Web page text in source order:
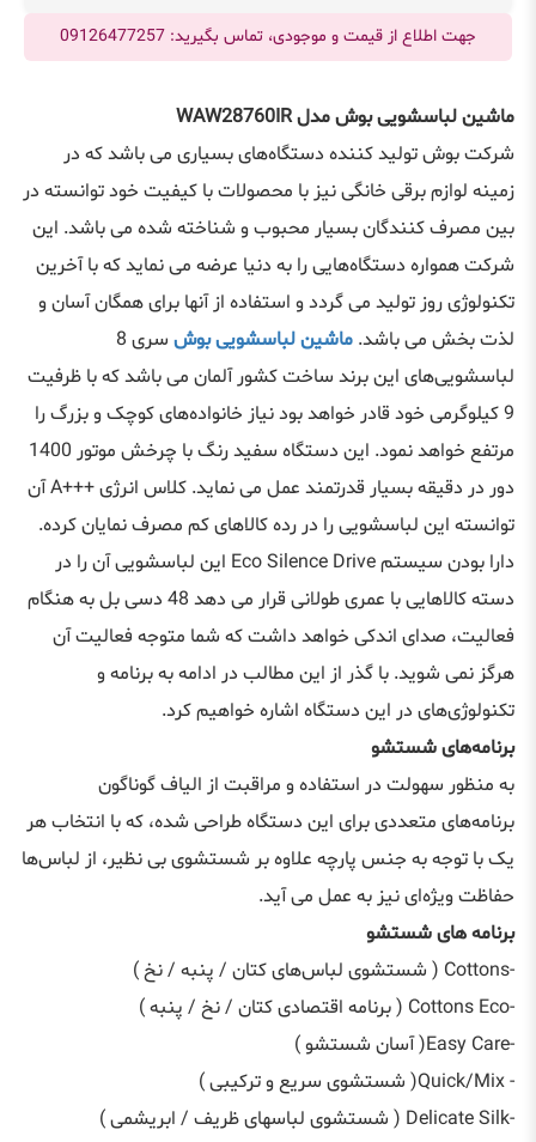
جهت اطلاع از قیمت و موجودی، تماس بگیرید: 09126477257
ماشین لباسشویی بوش مدل WAW28760IR
شرکت بوش تولید کننده دستگاه‌های بسیاری می باشد که در
زمینه لوازم برقی خانگی نیز با محصولات با کیفیت خود توانسته در
بین مصرف کنندگان بسیار محبوب و شناخته شده می باشد. این
شرکت همواره دستگاه‌هایی را به دنیا عرضه می نماید که با آخرین
تکنولوژی روز تولید می گردد و استفاده از آنها برای همگان آسان و
لذت بخش می باشد. ماشین لباسشویی بوش
سری 8
لباسشویی‌های این برند ساخت کشور آلمان می باشد که با ظرفیت
9 کیلوگرمی خود قادر خواهد بود نیاز خانواده‌های کوچک و بزرگ را
مرتفع خواهد نمود. این دستگاه سفید رنگ با چرخش موتور 1400
دور در دقیقه بسیار قدرتمند عمل می نماید. کلاس انرژی +++A آن
توانسته این لباسشویی را در رده کالاهای کم مصرف نمایان کرده.
دارا بودن سیستم Eco Silence Drive این لباسشویی آن را در
دسته کالاهایی با عمری طولانی قرار می دهد 48 دسی بل به هنگام
فعالیت، صدای اندکی خواهد داشت که شما متوجه فعالیت آن
هرگز نمی شوید. با گذر از این مطالب در ادامه به برنامه و
تکنولوژی‌های در این دستگاه اشاره خواهیم کرد.
برنامه‌های شستشو
به منظور سهولت در استفاده و مراقبت از الیاف گوناگون
برنامه‌های متعددی برای این دستگاه طراحی شده، که با انتخاب هر
یک با توجه به جنس پارچه علاوه‌ بر شستشوی بی‌ نظیر، از لباس‌ها
حفاظت ویژه‌ای نیز به عمل می آید.
برنامه‌ های شستشو
-Cottons ( شستشوی لباس‌های کتان / پنبه / نخ )
-Cottons Eco ( برنامه اقتصادی کتان / نخ / پنبه )
-Easy Care( آسان شستشو )
- Quick/Mix( شستشوی سریع و ترکیبی )
-Delicate Silk ( شستشوی لباسهای ظریف / ابریشمی )